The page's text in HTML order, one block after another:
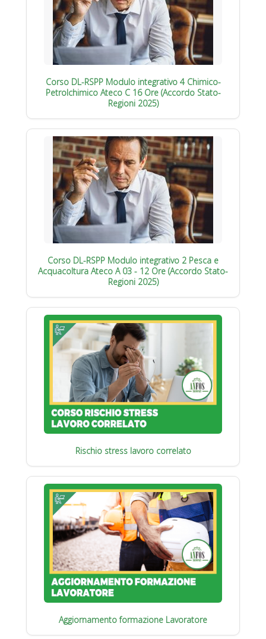
Corso DL-RSPP Modulo integrativo 4 Chimico-
Petrolchimico Ateco C 16 Ore (Accordo Stato-
Regioni 2025)
Corso DL-RSPP Modulo integrativo 2 Pesca e
Acquacoltura Ateco A 03 - 12 Ore (Accordo Stato-
Regioni 2025)
Rischio stress lavoro correlato
Aggiornamento formazione Lavoratore